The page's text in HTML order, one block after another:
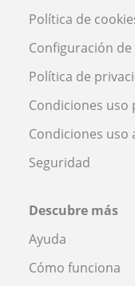
Política de
Configuración de
Política de
Condiciones uso
Condiciones uso
Seguridad
Descubre más
Ayuda
Cómo funciona